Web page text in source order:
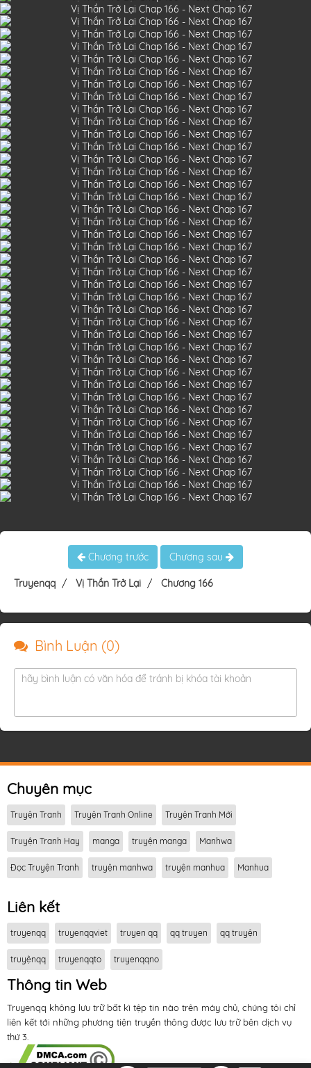
Chương trước Chương sau
Truyenqq Vị Thần Trở Lại Chương 166
Bình Luận (0)
hãy bình luận có văn hóa để tránh bị khóa tài khoản
Chuyên mục
Truyện Tranh Truyện Tranh Online Truyện Tranh Mới
Truyện Tranh Hay manga truyện manga Manhwa
Đọc Truyện Tranh truyện manhwa truyện manhua Manhua
Liên kết
truyenqq truyenqqviet truyen qq qq truyen qq truyện
truyệnqq truyenqqto truyenqqno
Thông tin Web
Truyenqq không lưu trữ bất kì tệp tin nào trên máy chủ, chúng tôi chỉ
liên kết tới những phương tiện truyền thông được lưu trữ bên dịch vụ
thứ 3.